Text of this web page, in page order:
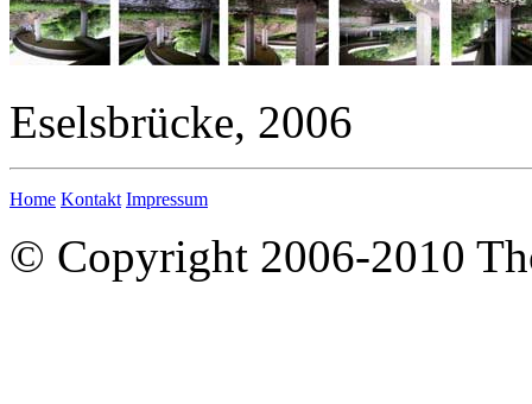
Eselsbrücke, 2006
Home Kontakt Impressum
© Copyright 2006-2010